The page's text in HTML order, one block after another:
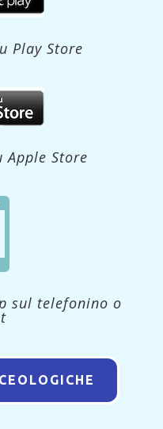
Play Store
Apple Store
sul telefonino o